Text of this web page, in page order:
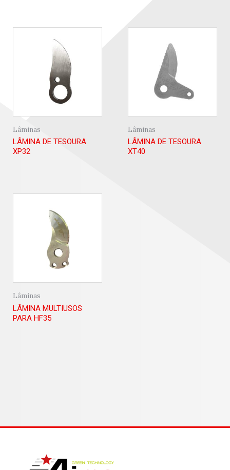
Lâminas
LÂMINA DE TESOURA
XP32
Lâminas
LÂMINA DE TESOURA
XT40
Lâminas
LÂMINA MULTIUSOS
PARA HF35